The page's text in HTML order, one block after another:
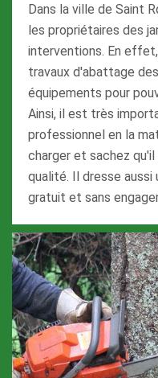
Dans la ville de Saint
les propriétaires des
interventions. En
travaux d'abattage
équipements pour
Ainsi, il est très
professionnel en la
charger et sachez
qualité. Il dresse aussi
gratuit et sans